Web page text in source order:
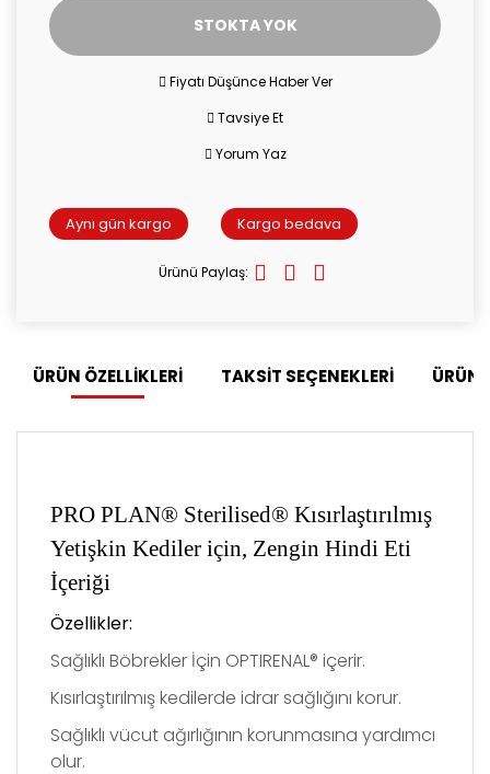
STOKTA YOK
Fiyatı Düşünce Haber Ver
Tavsiye Et
Yorum Yaz
Aynı gün kargo Kargo bedava
Ürünü Paylaş:
ÜRÜN ÖZELLİKLERİ TAKSİT SEÇENEKLERİ ÜRÜN
PRO PLAN® Sterilised® Kısırlaştırılmış
Yetişkin Kediler için, Zengin Hindi Eti
İçeriği
Özellikler:
Sağlıklı Böbrekler İçin OPTIRENAL® içerir.
Kısırlaştırılmış kedilerde idrar sağlığını korur.
Sağlıklı vücut ağırlığının korunmasına yardımcı
olur.